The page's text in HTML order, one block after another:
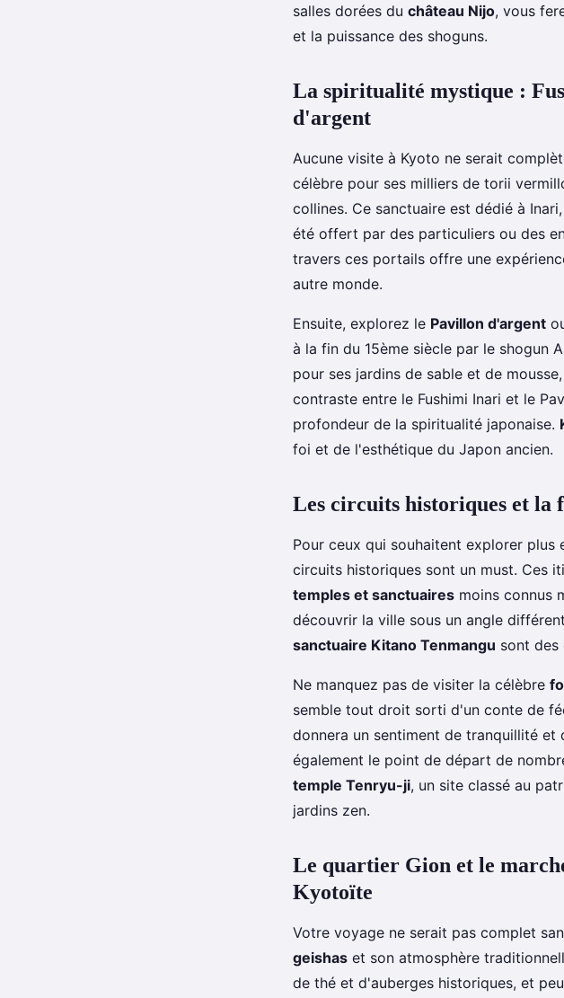
salles dorées du château Nijo, vous
et la puissance des shoguns.
La spiritualité mystique :
d'argent
Aucune visite à Kyoto ne serait
célèbre pour ses milliers de torii
collines. Ce sanctuaire est dédié à
été offert par des particuliers ou des
travers ces portails offre une
autre monde.
Ensuite, explorez le Pavillon d'argent
à la fin du 15ème siècle par le shogun
pour ses jardins de sable et de
contraste entre le Fushimi Inari et le
profondeur de la spiritualité japonaise.
foi et de l'esthétique du Japon ancien.
Les circuits historiques et la
Pour ceux qui souhaitent explorer plus
circuits historiques sont un must. Ces
temples et sanctuaires moins connus
découvrir la ville sous un angle
sanctuaire Kitano Tenmangu sont des
Ne manquez pas de visiter la célèbre
semble tout droit sorti d'un conte de
donnera un sentiment de tranquillité et
également le point de départ de
temple Tenryu-ji, un site classé au
jardins zen.
Le quartier Gion et le
Kyotoïte
Votre voyage ne serait pas complet
geishas et son atmosphère
de thé et d'auberges historiques, et